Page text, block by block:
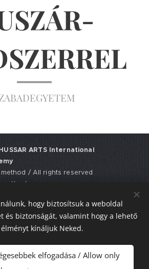
ARTS International
method / All rights reserved
Place, EH17 8UY,
UNITED KINGDOM
Nyelvek
hogy biztosítsuk a weboldal
és biztonságát, valamint hogy a lehető
kínáljuk Neked.
elfogadása / Allow only